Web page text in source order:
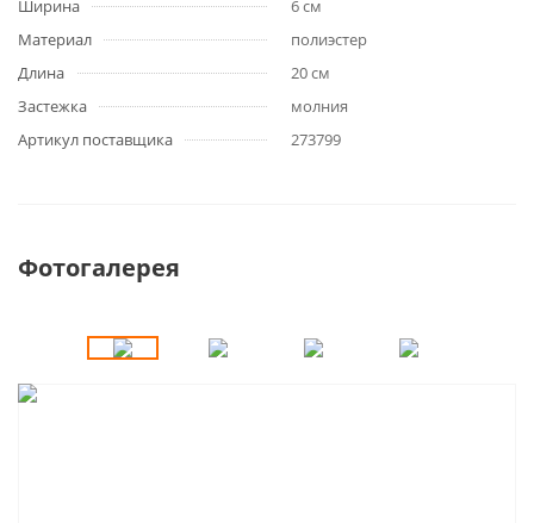
Ширина
6 см
Материал
полиэстер
Длина
20 см
Застежка
молния
Артикул поставщика
273799
Фотогалерея